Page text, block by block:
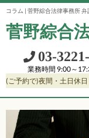
コラム | 菅野綜合法律事務所
菅野綜合
業務時間 9:00～
(ご予約で)夜間・土日休